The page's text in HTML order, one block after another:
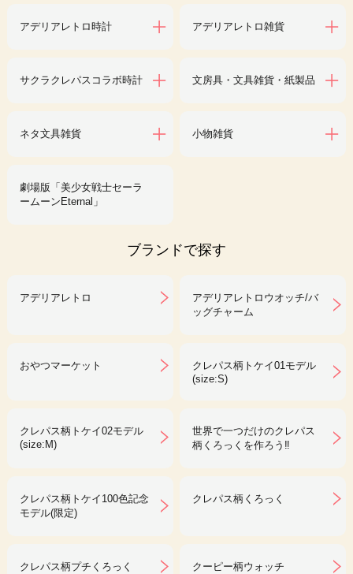
アデリアレトロ時計 アデリアレトロ雑貨
サクラクレパスコラボ時計 文房具・文具雑貨・紙製品
ネタ文具雑貨 小物雑貨
劇場版「美少女戦士セーラ
ームーンEternal」
ブランドで探す
アデリアレトロ
アデリアレトロウオッチ/バ
ッグチャーム
おやつマーケット
クレパス柄トケイ01モデル
(size:S)
クレパス柄トケイ02モデル
(size:M)
世界で一つだけのクレパス
柄くろっくを作ろう‼︎
クレパス柄トケイ100色記念
モデル(限定)
クレパス柄くろっく
クレパス柄プチくろっく クーピー柄ウォッチ